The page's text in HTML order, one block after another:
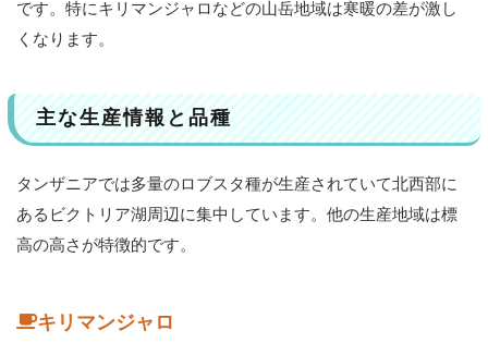
です。特にキリマンジャロなどの山岳地域は寒暖の差が激し
くなります。
主な生産情報と品種
タンザニアでは多量のロブスタ種が生産されていて北西部に
あるビクトリア湖周辺に集中しています。他の生産地域は標
高の高さが特徴的です。
キリマンジャロ